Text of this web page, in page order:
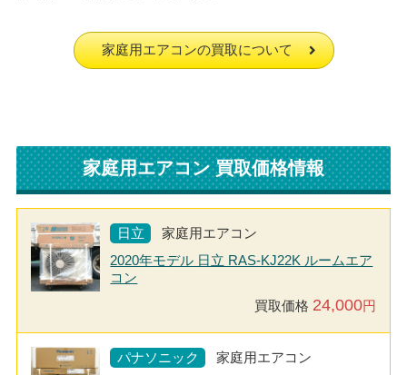
家庭用エアコンの買取について
家庭用エアコン 買取価格情報
日立
家庭用エアコン
2020年モデル 日立 RAS-KJ22K ルームエア
コン
買取価格 24,000円
パナソニック
家庭用エアコン